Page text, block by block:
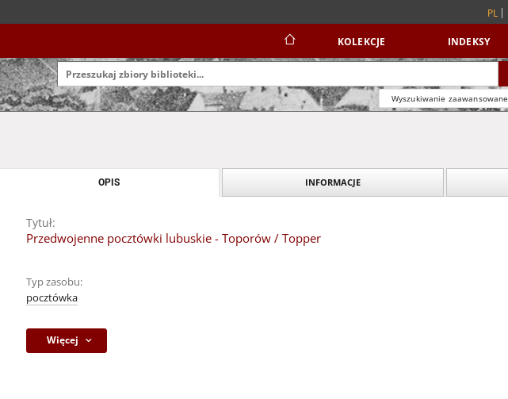
PL
KOLEKCJE INDEKSY
Wyszukiwanie zaawansowane
OPIS INFORMACJE
Tytuł:
Przedwojenne pocztówki lubuskie - Toporów / Topper
Typ zasobu:
pocztówka
Więcej